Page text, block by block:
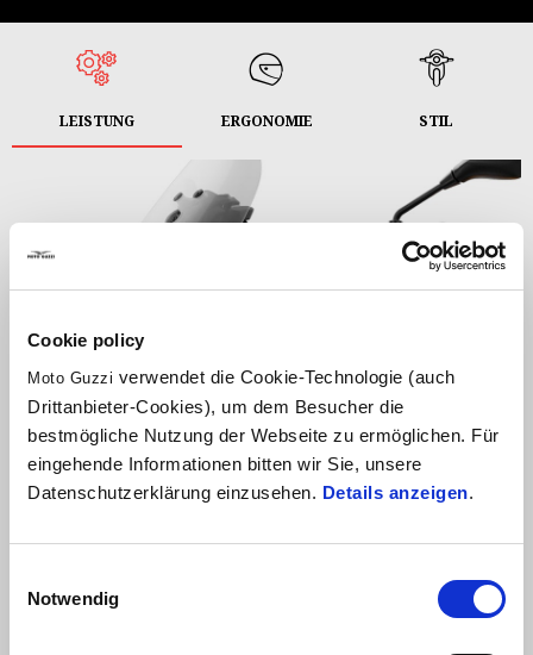
Cookie policy
Moto Guzzi verwendet die Cookie-Technologie (auch
Drittanbieter-Cookies), um dem Besucher die
bestmögliche Nutzung der Webseite zu ermöglichen. Für
eingehende Informationen bitten wir Sie, unsere
Datenschutzerklärung einzusehen. Details anzeigen.
Notwendig
LEISTUNG ERGONOMIE STIL